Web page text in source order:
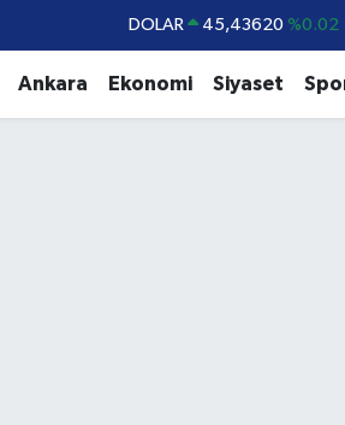
DOLAR 45,43620 %0.02
Ankara Ekonomi Siyaset